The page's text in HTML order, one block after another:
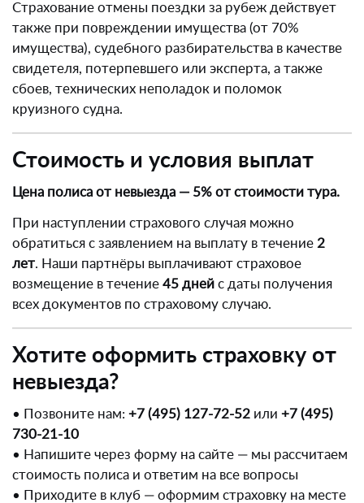
Страхование отмены поездки за рубеж действует
также при повреждении имущества (от 70%
имущества), судебного разбирательства в качестве
свидетеля, потерпевшего или эксперта, а также
сбоев, технических неполадок и поломок
круизного судна.
Стоимость и условия выплат
Цена полиса от невыезда — 5% от стоимости тура.
При наступлении страхового случая можно
обратиться с заявлением на выплату в течение 2
лет. Наши партнёры выплачивают страховое
возмещение в течение 45 дней с даты получения
всех документов по страховому случаю.
Хотите оформить страховку от
невыезда?
• Позвоните нам: +7 (495) 127-72-52 или +7 (495)
730-21-10
• Напишите через форму на сайте — мы рассчитаем
стоимость полиса и ответим на все вопросы
• Приходите в клуб — оформим страховку на месте